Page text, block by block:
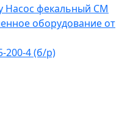
200-4 (б/р)